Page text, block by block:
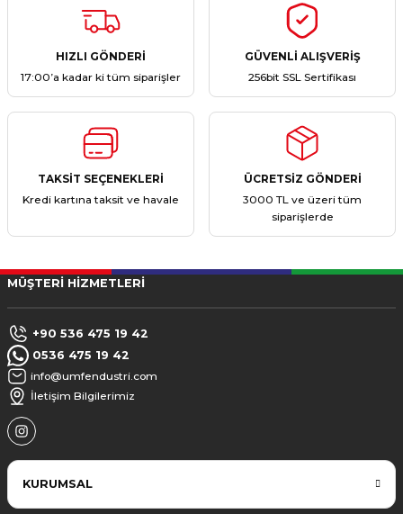
HIZLI GÖNDERİ
17:00’a kadar ki tüm siparişler
GÜVENLİ ALIŞVERİŞ
256bit SSL Sertifikası
TAKSİT SEÇENEKLERİ
Kredi kartına taksit ve havale
ÜCRETSİZ GÖNDERİ
3000 TL ve üzeri tüm
siparişlerde
MÜŞTERİ HİZMETLERİ
+90 536 475 19 42
0536 475 19 42
info@umfendustri.com
İletişim Bilgilerimiz
KURUMSAL